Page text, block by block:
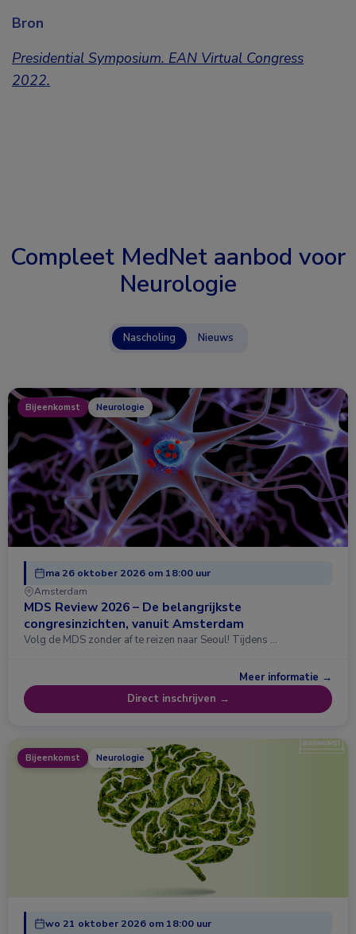
Bron
Presidential Symposium. EAN Virtual Congress
2022.
Compleet MedNet aanbod voor
Neurologie
Nascholing Nieuws
Bijeenkomst Neurologie
ma 26 oktober 2026 om 18:00 uur
Amsterdam
MDS Review 2026 – De belangrijkste
congresinzichten, vanuit Amsterdam
Volg de MDS zonder af te reizen naar Seoul! Tijdens …
Meer informatie →
Direct inschrijven →
Bijeenkomst Neurologie
wo 21 oktober 2026 om 18:00 uur